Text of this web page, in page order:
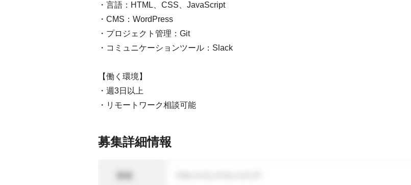
・言語：HTML、CSS、JavaScript
・CMS：WordPress
・プロジェクト管理：Git
・コミュニケーションツール：Slack
【働く環境】
・週3日以上
・リモートワーク相談可能
募集詳細情報